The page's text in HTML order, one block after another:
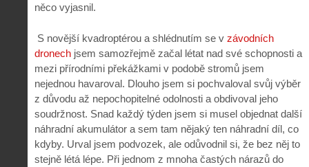
něco vyjasnil.
S novější kvadroptérou a shlédnutím se v závodních
dronech jsem samozřejmě začal létat nad své schopnosti a
mezi přírodními překážkami v podobě stromů jsem
nejednou havaroval. Dlouho jsem si pochvaloval svůj výběr
z důvodu až nepochopitelné odolnosti a obdivoval jeho
soudržnost. Snad každý týden jsem si musel objednat další
náhradní akumulátor a sem tam nějaký ten náhradní díl, co
kdyby. Urval jsem podvozek, ale odůvodnil si, že bez něj to
stejně létá lépe. Při jednom z mnoha častých nárazů do